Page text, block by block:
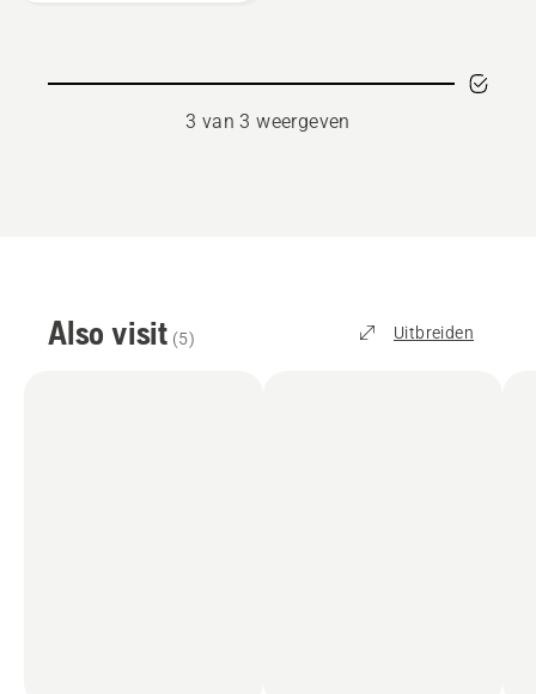
3 van 3 weergeven
Also visit (5) Uitbreiden